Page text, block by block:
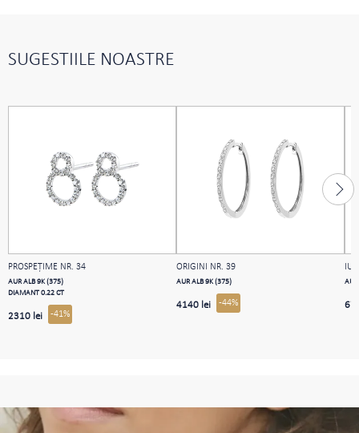
SUGESTIILE NOASTRE
PROSPEŢIME NR. 34
AUR ALB 9K (375)
DIAMANT 0.22 CT
2310 lei -41%
ORIGINI NR. 39
AUR ALB 9K (375)
4140 lei -44%